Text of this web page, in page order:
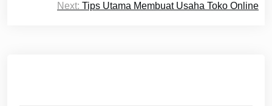
Next: Tips Utama Membuat Usaha Toko Online